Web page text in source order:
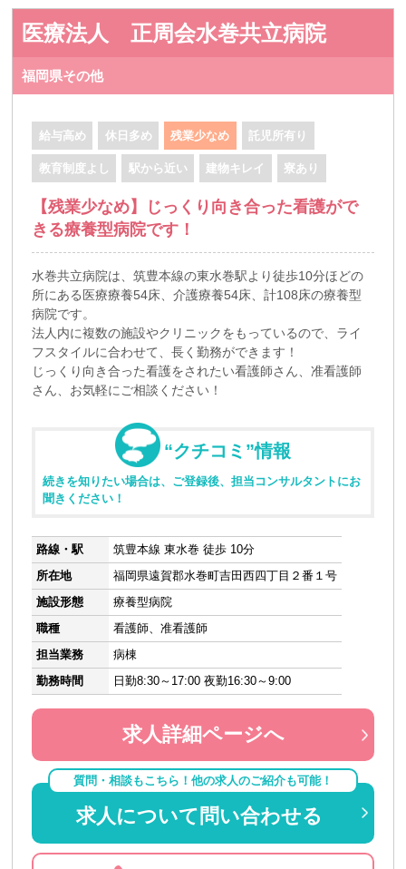
医療法人 正周会水巻共立病院
福岡県その他
給与高め 休日多め 残業少なめ 託児所有り
教育制度よし 駅から近い 建物キレイ 寮あり
【残業少なめ】じっくり向き合った看護がで
きる療養型病院です！
水巻共立病院は、筑豊本線の東水巻駅より徒歩10分ほどの
所にある医療療養54床、介護療養54床、計108床の療養型
病院です。
法人内に複数の施設やクリニックをもっているので、ライ
フスタイルに合わせて、長く勤務ができます！
じっくり向き合った看護をされたい看護師さん、准看護師
さん、お気軽にご相談ください！
“クチコミ”情報
続きを知りたい場合は、ご登録後、担当コンサルタントにお
聞きください！
路線・駅
筑豊本線 東水巻 徒歩 10分
所在地
福岡県遠賀郡水巻町吉田西四丁目２番１号
施設形態
療養型病院
職種
看護師、准看護師
担当業務
病棟
勤務時間
日勤8:30～17:00 夜勤16:30～9:00
求人詳細ページへ
質問・相談もこちら！他の求人のご紹介も可能！
求人について問い合わせる